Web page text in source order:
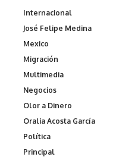
Internacional
José Felipe Medina
Mexico
Migración
Multimedia
Negocios
Olor a Dinero
Oralia Acosta García
Política
Principal